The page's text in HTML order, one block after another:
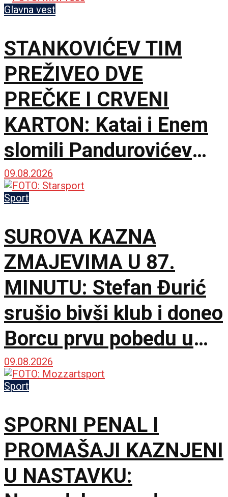
Čika Dači!
Glavna vest
STANKOVIĆEV TIM
PREŽIVEO DVE
PREČKE I CRVENI
KARTON: Katai i Enem
slomili Pandurovićev
bedem, Pazarci
promašivali u Ljutice
Bogdana!
09.08.2026
Sport
SUROVA KAZNA
ZMAJEVIMA U 87.
MINUTU: Stefan Đurić
srušio bivši klub i doneo
Borcu prvu pobedu u
sezoni!
09.08.2026
Sport
SPORNI PENAL I
PROMAŠAJI KAZNJENI
U NASTAVKU: